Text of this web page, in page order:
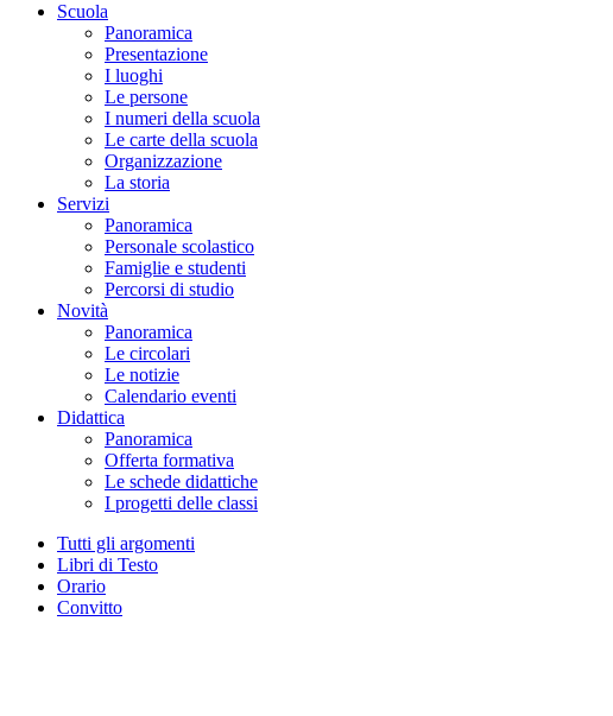
Scuola
Panoramica
Presentazione
I luoghi
Le persone
I numeri della scuola
Le carte della scuola
Organizzazione
La storia
Servizi
Panoramica
Personale scolastico
Famiglie e studenti
Percorsi di studio
Novità
Panoramica
Le circolari
Le notizie
Calendario eventi
Didattica
Panoramica
Offerta formativa
Le schede didattiche
I progetti delle classi
Tutti gli argomenti
Libri di Testo
Orario
Convitto